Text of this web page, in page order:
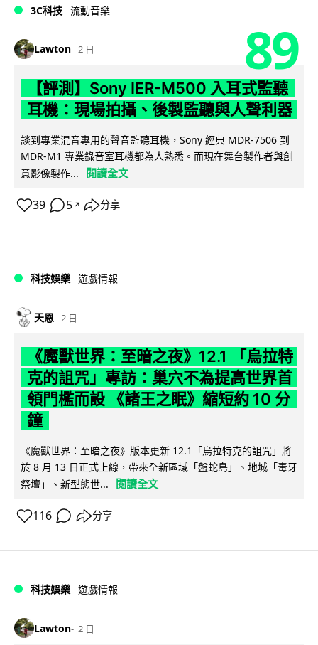
3C科技 流動音樂
Lawton 2 日 89
【評測】Sony IER-M500 入耳式監聽
耳機：現場拍攝、後製監聽與人聲利器
談到專業混音專用的聲音監聽耳機，Sony 經典 MDR-7506 到
MDR-M1 專業錄音室耳機都為人熟悉。而現在舞台製作者與創
意影像製作...
閱讀全文
39 5 ↗ 分享
科技娛樂 遊戲情報
天恩 2 日
《魔獸世界：至暗之夜》12.1 「烏拉特
克的詛咒」專訪：巢穴不為提高世界首
領門檻而設 《諸王之眠》縮短約 10 分
鐘
《魔獸世界：至暗之夜》版本更新 12.1「烏拉特克的詛咒」將
於 8 月 13 日正式上線，帶來全新區域「盤蛇島」、地城「毒牙
祭壇」、新型態世...
閱讀全文
116 分享
科技娛樂 遊戲情報
Lawton 2 日